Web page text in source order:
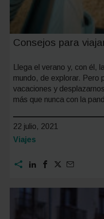
Consejos para
Llega el verano y, con él,
mundo, de explorar. Pero
vacaciones y
más que nunca con la
22 julio, 2021
Categoría:
Viajes